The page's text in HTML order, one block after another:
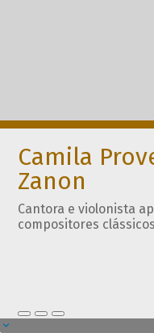
Camila
Zanon
Cantora e violonista
compositores